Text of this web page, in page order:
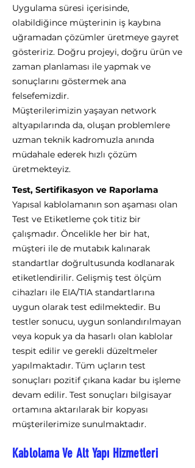
Uygulama süresi içerisinde,
olabildiğince müşterinin iş kaybına
uğramadan çözümler üretmeye gayret
gösteririz. Doğru projeyi, doğru ürün ve
zaman planlaması ile yapmak ve
sonuçlarını göstermek ana
felsefemizdir.
Müşterilerimizin yaşayan network
altyapılarında da, oluşan problemlere
uzman teknik kadromuzla anında
müdahale ederek hızlı çözüm
üretmekteyiz.
Test, Sertifikasyon ve Raporlama
Yapısal kablolamanın son aşaması olan
Test ve Etiketleme çok titiz bir
çalışmadır. Öncelikle her bir hat,
müşteri ile de mutabık kalınarak
standartlar doğrultusunda kodlanarak
etiketlendirilir. Gelişmiş test ölçüm
cihazları ile EIA/TIA standartlarına
uygun olarak test edilmektedir. Bu
testler sonucu, uygun sonlandırılmayan
veya kopuk ya da hasarlı olan kablolar
tespit edilir ve gerekli düzeltmeler
yapılmaktadır. Tüm uçların test
sonuçları pozitif çıkana kadar bu işleme
devam edilir. Test sonuçları bilgisayar
ortamına aktarılarak bir kopyası
müşterilerimize sunulmaktadır.
Kablolama Ve Alt Yapı Hizmetleri